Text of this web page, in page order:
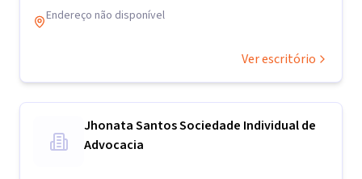
Endereço não disponível
Ver escritório
Jhonata Santos Sociedade Individual de
Advocacia